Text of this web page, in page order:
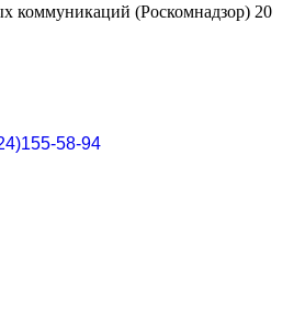
коммуникаций (Роскомнадзор) 20
58-94